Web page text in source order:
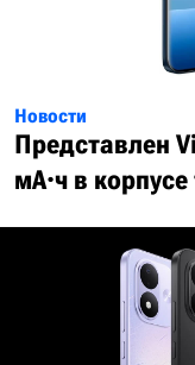
Новости
Представлен
мА·ч в